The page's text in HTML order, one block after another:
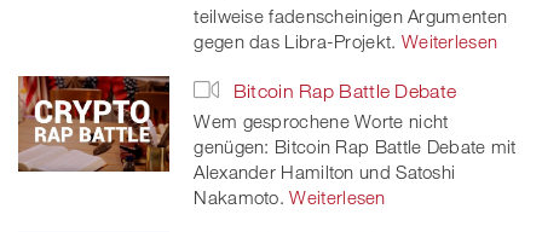
teilweise fadenscheinigen Argumenten
gegen das Libra-Projekt. Weiterlesen
Bitcoin Rap Battle Debate
Wem gesprochene Worte nicht
genügen: Bitcoin Rap Battle Debate mit
Alexander Hamilton und Satoshi
Nakamoto. Weiterlesen